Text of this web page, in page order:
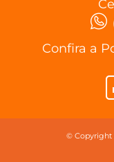
Confira a
© Copyright